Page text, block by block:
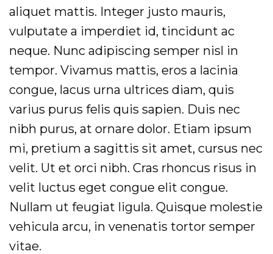
aliquet mattis. Integer justo mauris,
vulputate a imperdiet id, tincidunt ac
neque. Nunc adipiscing semper nisl in
tempor. Vivamus mattis, eros a lacinia
congue, lacus urna ultrices diam, quis
varius purus felis quis sapien. Duis nec
nibh purus, at ornare dolor. Etiam ipsum
mi, pretium a sagittis sit amet, cursus nec
velit. Ut et orci nibh. Cras rhoncus risus in
velit luctus eget congue elit congue.
Nullam ut feugiat ligula. Quisque molestie
vehicula arcu, in venenatis tortor semper
vitae.